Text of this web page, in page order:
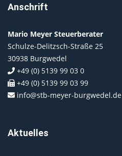
Anschrift
Mario Meyer Steuerberater
Schulze-Delitzsch-Straße 25
30938 Burgwedel
+49 (0) 5139 99 03 0
+49 (0) 5139 99 03 99
info@stb-meyer-burgwedel.de
Aktuelles